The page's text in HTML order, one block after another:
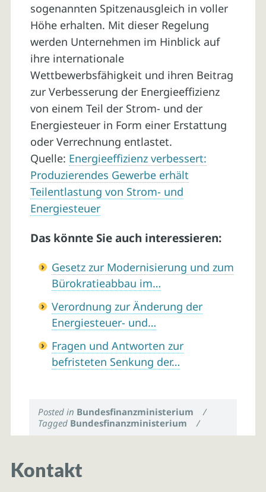
sogenannten Spitzenausgleich in voller
Höhe erhalten. Mit dieser Regelung
werden Unternehmen im Hinblick auf
ihre internationale
Wettbewerbsfähigkeit und ihren Beitrag
zur Verbesserung der Energieeffizienz
von einem Teil der Strom- und der
Energiesteuer in Form einer Erstattung
oder Verrechnung entlastet.
Quelle: Energieeffizienz verbessert:
Produzierendes Gewerbe erhält
Teilentlastung von Strom- und
Energiesteuer
Das könnte Sie auch interessieren:
Gesetz zur Modernisierung und zum
Bürokratieabbau im…
Verordnung zur Änderung der
Energiesteuer- und…
Fragen und Antworten zur
befristeten Senkung der…
Posted in Bundesfinanzministerium
/
Tagged Bundesfinanzministerium /
Kontakt